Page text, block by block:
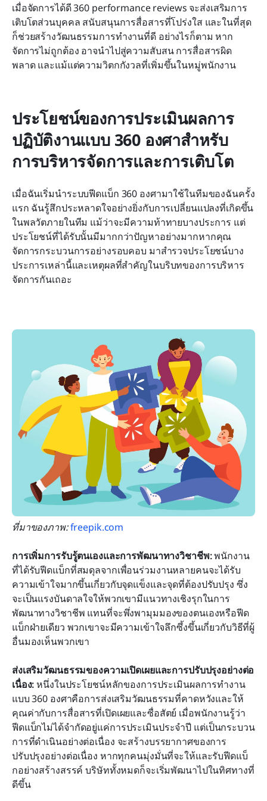
เมื่อจัดการได้ดี 360 performance reviews จะส่งเสริมการ
เติบโตส่วนบุคคล สนับสนุนการสื่อสารที่โปร่งใส และในที่สุด
ก็ช่วยสร้างวัฒนธรรมการทำงานที่ดี อย่างไรก็ตาม หาก
จัดการไม่ถูกต้อง อาจนำไปสู่ความสับสน การสื่อสารผิด
พลาด และแม้แต่ความวิตกกังวลที่เพิ่มขึ้นในหมู่พนักงาน
ประโยชน์ของการประเมินผลการ
ปฏิบัติงานแบบ 360 องศาสำหรับ
การบริหารจัดการและการเติบโต
เมื่อฉันเริ่มนำระบบฟีดแบ็ก 360 องศามาใช้ในทีมของฉันครั้ง
แรก ฉันรู้สึกประหลาดใจอย่างยิ่งกับการเปลี่ยนแปลงที่เกิดขึ้น
ในพลวัตภายในทีม แม้ว่าจะมีความท้าทายบางประการ แต่
ประโยชน์ที่ได้รับนั้นมีมากกว่าปัญหาอย่างมากหากคุณ
จัดการกระบวนการอย่างรอบคอบ มาสำรวจประโยชน์บาง
ประการเหล่านี้และเหตุผลที่สำคัญในบริบทของการบริหาร
จัดการกันเถอะ
ที่มาของภาพ: freepik.com
การเพิ่มการรับรู้ตนเองและการพัฒนาทางวิชาชีพ: พนักงาน
ที่ได้รับฟีดแบ็กที่สมดุลจากเพื่อนร่วมงานหลายคนจะได้รับ
ความเข้าใจมากขึ้นเกี่ยวกับจุดแข็งและจุดที่ต้องปรับปรุง ซึ่ง
จะเป็นแรงบันดาลใจให้พวกเขามีแนวทางเชิงรุกในการ
พัฒนาทางวิชาชีพ แทนที่จะพึ่งพามุมมองของตนเองหรือฟีด
แบ็กฝ่ายเดียว พวกเขาจะมีความเข้าใจลึกซึ้งขึ้นเกี่ยวกับวิธีที่ผู้
อื่นมองเห็นพวกเขา
ส่งเสริมวัฒนธรรมของความเปิดเผยและการปรับปรุงอย่างต่อ
เนื่อง: หนึ่งในประโยชน์หลักของการประเมินผลการทำงาน
แบบ 360 องศาคือการส่งเสริมวัฒนธรรมที่คาดหวังและให้
คุณค่ากับการสื่อสารที่เปิดเผยและซื่อสัตย์ เมื่อพนักงานรู้ว่า
ฟีดแบ็กไม่ได้จำกัดอยู่แค่การประเมินประจำปี แต่เป็นกระบวน
การที่ดำเนินอย่างต่อเนื่อง จะสร้างบรรยากาศของการ
ปรับปรุงอย่างต่อเนื่อง หากทุกคนมุ่งมั่นที่จะให้และรับฟีดแบ็
กอย่างสร้างสรรค์ บริษัททั้งหมดก็จะเริ่มพัฒนาไปในทิศทางที่
ดีขึ้น